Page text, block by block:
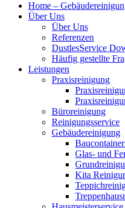
Home –
Über Uns
Über Uns
Referenzen
DustlesService
Häufig gestellte
Leistungen
Praxisreinigung
Büroreinigung
Reinigungsservice
Gebäudereinigung
Glas- und
Kita